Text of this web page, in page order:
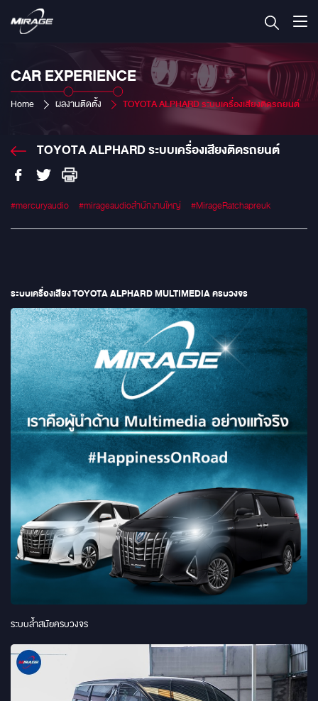
CAR EXPERIENCE
Home ผลงานติดตั้ง TOYOTA ALPHARD ระบบเครื่องเสียงติดรถยนต์
TOYOTA ALPHARD ระบบเครื่องเสียงติดรถยนต์
#mercuryaudio #mirageaudioสำนักงานใหญ่ #MirageRatchapreuk
ระบบเครื่องเสียง TOYOTA ALPHARD MULTIMEDIA ครบวงจร
ระบบล้ำสมัยครบวงจร